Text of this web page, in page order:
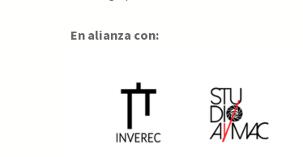
En alianza con: